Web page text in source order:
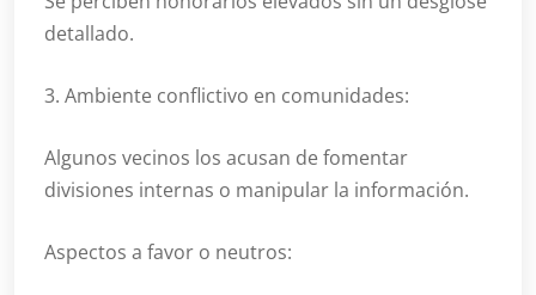
detallado.
3. Ambiente conflictivo en comunidades:
Algunos vecinos los acusan de fomentar
divisiones internas o manipular la información.
Aspectos a favor o neutros: